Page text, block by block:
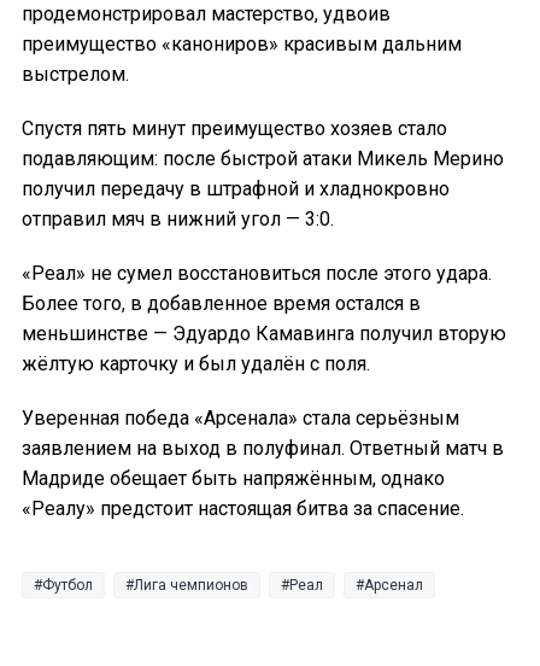
продемонстрировал мастерство, удвоив
преимущество «канониров» красивым дальним
выстрелом.
Спустя пять минут преимущество хозяев стало
подавляющим: после быстрой атаки Микель Мерино
получил передачу в штрафной и хладнокровно
отправил мяч в нижний угол — 3:0.
«Реал» не сумел восстановиться после этого удара.
Более того, в добавленное время остался в
меньшинстве — Эдуардо Камавинга получил вторую
жёлтую карточку и был удалён с поля.
Уверенная победа «Арсенала» стала серьёзным
заявлением на выход в полуфинал. Ответный матч в
Мадриде обещает быть напряжённым, однако
«Реалу» предстоит настоящая битва за спасение.
Футбол Лига чемпионов Реал Арсенал